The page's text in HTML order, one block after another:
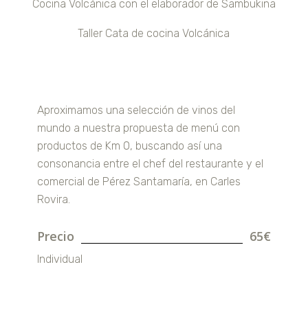
Cocina Volcánica con el elaborador de Sambukina
Taller Cata de cocina Volcánica
Aproximamos una selección de vinos del
mundo a nuestra propuesta de menú con
productos de Km 0, buscando así una
consonancia entre el chef del restaurante y el
comercial de Pérez Santamaría, en Carles
Rovira.
Precio 65€
Individual